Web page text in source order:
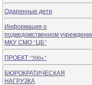
Одаренные дети
Информация о
подведомственном
МКУ СМО "ЦБ"
ПРОЕКТ "500+"
БЮРОКРАТИЧЕСКАЯ
НАГРУЗКА